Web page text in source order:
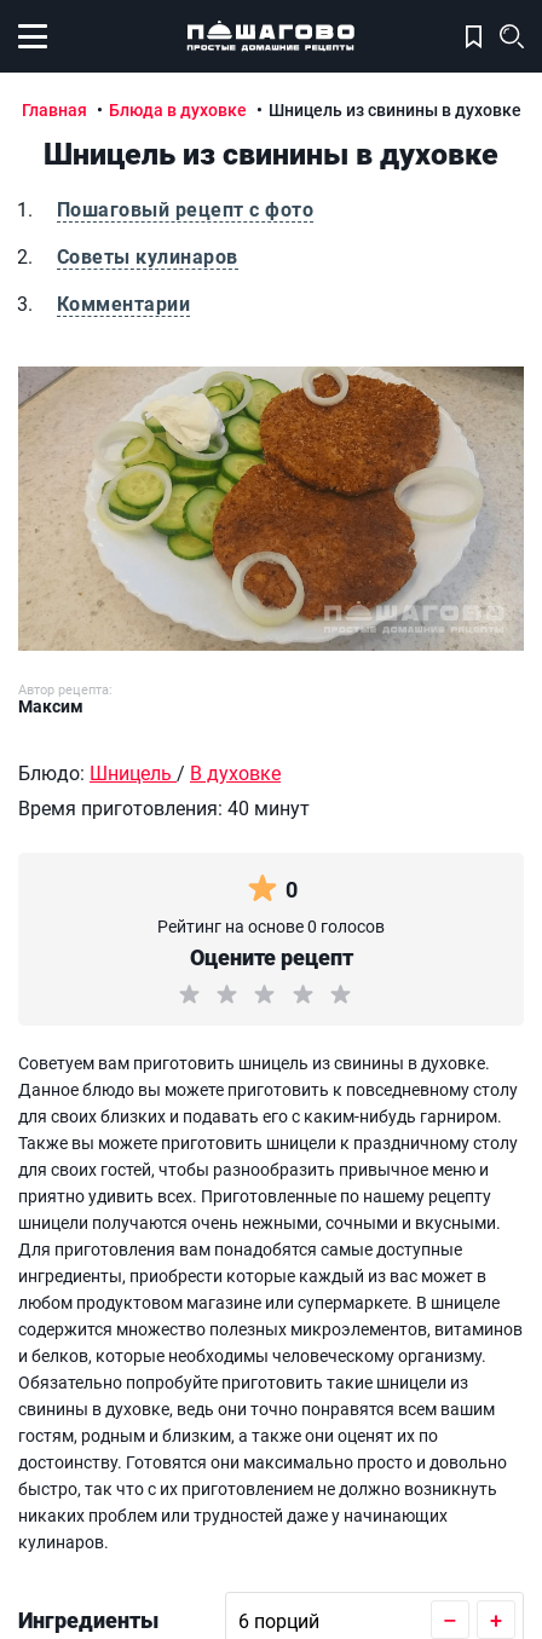
Открыть меню
Главная Блюда в духовке Шницель из свинины в духовке
Шницель из свинины в духовке
Пошаговый рецепт с фото
Советы кулинаров
Комментарии
Шницель из свинины в духовке
Автор рецепта:
Максим
Блюдо: Шницель / В духовке
Время приготовления: 40 минут
0
Рейтинг на основе 0 голосов
Оцените рецепт
Советуем вам приготовить шницель из свинины в духовке.
Данное блюдо вы можете приготовить к повседневному столу
для своих близких и подавать его с каким-нибудь гарниром.
Также вы можете приготовить шницели к праздничному столу
для своих гостей, чтобы разнообразить привычное меню и
приятно удивить всех. Приготовленные по нашему рецепту
шницели получаются очень нежными, сочными и вкусными.
Для приготовления вам понадобятся самые доступные
ингредиенты, приобрести которые каждый из вас может в
любом продуктовом магазине или супермаркете. В шницеле
содержится множество полезных микроэлементов, витаминов
и белков, которые необходимы человеческому организму.
Обязательно попробуйте приготовить такие шницели из
свинины в духовке, ведь они точно понравятся всем вашим
гостям, родным и близким, а также они оценят их по
достоинству. Готовятся они максимально просто и довольно
быстро, так что с их приготовлением не должно возникнуть
никаких проблем или трудностей даже у начинающих
кулинаров.
Ингредиенты – +